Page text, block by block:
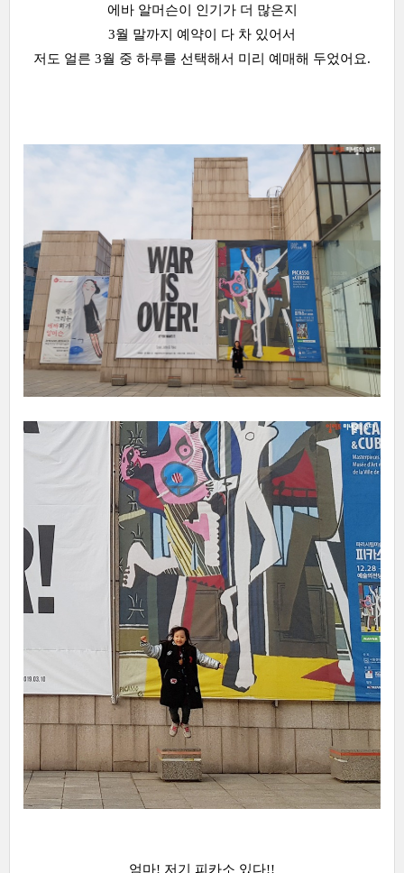
에바 알머슨이 인기가 더 많은지
3월 말까지 예약이 다 차 있어서
저도 얼른 3월 중 하루를 선택해서 미리 예매해 두었어요.
엄마! 저기 피카소 있다!!